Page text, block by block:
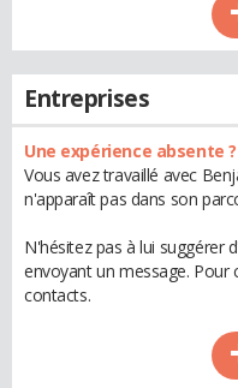
Entreprises
Une expérience absente ?
Vous avez travaillé avec
n'apparaît pas dans son
N'hésitez pas à lui suggérer
envoyant un message.
contacts.